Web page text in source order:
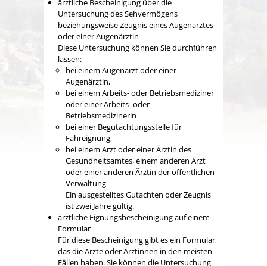
ärztliche Bescheinigung über die
Untersuchung des Sehvermögens
beziehungsweise Zeugnis eines Augenarztes
oder einer Augenärztin
Diese Untersuchung können Sie durchführen
lassen:
bei einem Augenarzt oder einer
Augenärztin,
bei einem Arbeits- oder Betriebsmediziner
oder einer Arbeits- oder
Betriebsmedizinerin
bei einer Begutachtungsstelle für
Fahreignung,
bei einem Arzt oder einer Ärztin des
Gesundheitsamtes, einem anderen Arzt
oder einer anderen Ärztin der öffentlichen
Verwaltung
Ein ausgestelltes Gutachten oder Zeugnis
ist zwei Jahre gültig.
ärztliche Eignungsbescheinigung auf einem
Formular
Für diese Bescheinigung gibt es ein Formular,
das die Ärzte oder Ärztinnen in den meisten
Fällen haben. Sie können die Untersuchung